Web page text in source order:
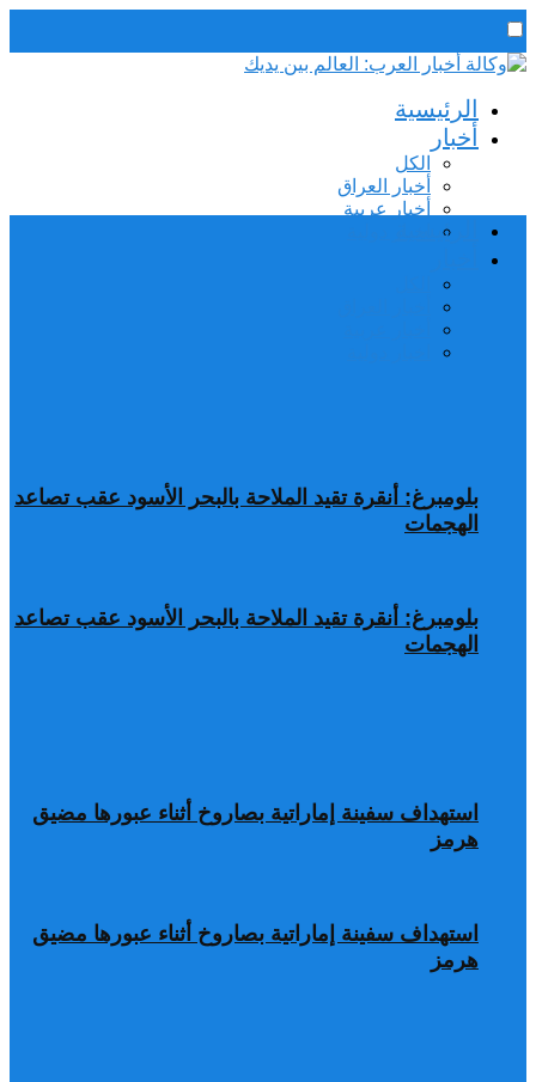
رئيس التحرير / د. اسماعيل الجنابي
الأحد,9 أغسطس, 2026
الرئيسية
أخبار
الكل
أخبار العراق
أخبار عربية
بلومبرغ: أنقرة تقيد الملاحة بالبحر الأسود عقب تصاعد
الهجمات
استهداف سفينة إماراتية بصاروخ أثناء عبورها مضيق
هرمز
الرئيسية
بلومبرغ: أنقرة تقيد الملاحة بالبحر الأسود عقب تصاعد
الهجمات
استهداف سفينة إماراتية بصاروخ أثناء عبورها مضيق
هرمز